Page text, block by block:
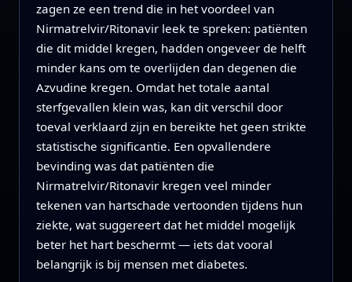
zagen ze een trend die in het voordeel van
Nirmatrelvir/Ritonavir leek te spreken: patiënten
die dit middel kregen, hadden ongeveer de helft
minder kans om te overlijden dan degenen die
Azvudine kregen. Omdat het totale aantal
sterfgevallen klein was, kan dit verschil door
toeval verklaard zijn en bereikte het geen strikte
statistische significantie. Een opvallendere
bevinding was dat patiënten die
Nirmatrelvir/Ritonavir kregen veel minder
tekenen van hartschade vertoonden tijdens hun
ziekte, wat suggereert dat het middel mogelijk
beter het hart beschermt — iets dat vooral
belangrijk is bij mensen met diabetes.